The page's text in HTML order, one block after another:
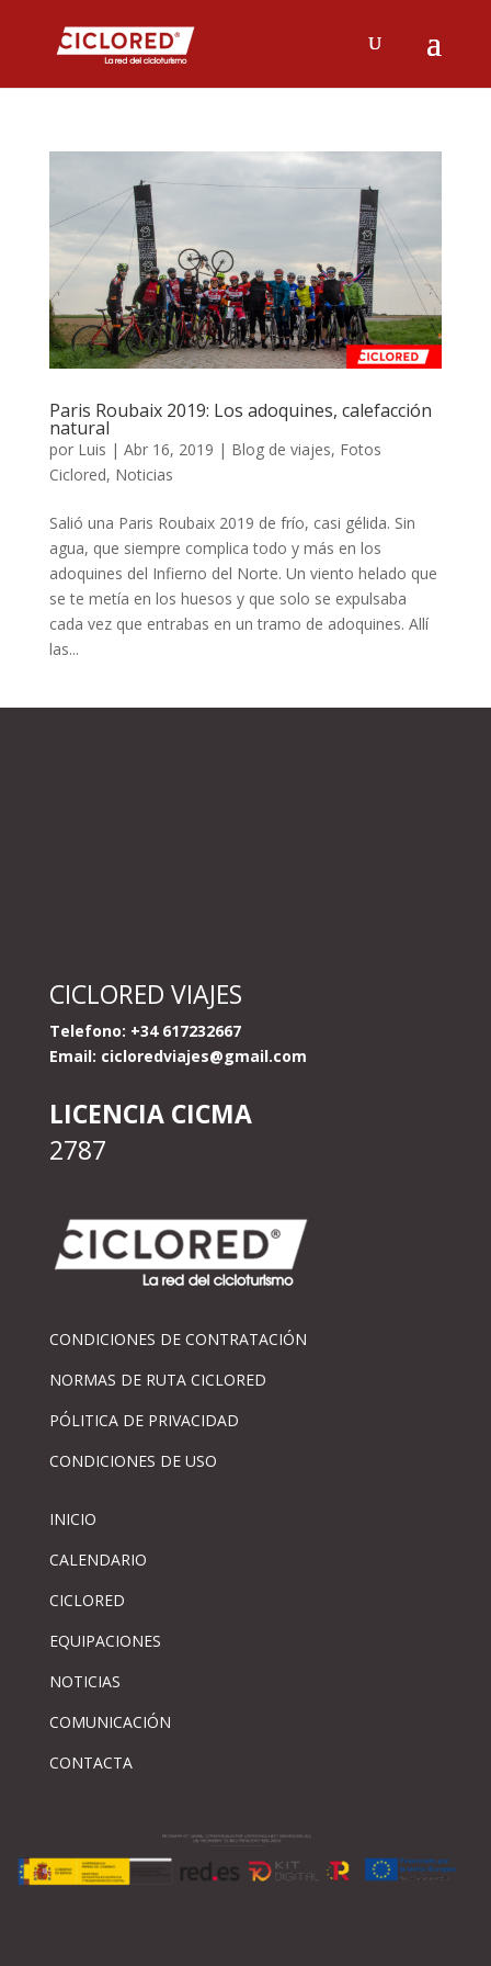
Paris Roubaix 2019: Los adoquines, calefacción
natural
por Luis | Abr 16, 2019 | Blog de viajes, Fotos
Ciclored, Noticias
Salió una Paris Roubaix 2019 de frío, casi gélida. Sin
agua, que siempre complica todo y más en los
adoquines del Infierno del Norte. Un viento helado que
se te metía en los huesos y que solo se expulsaba
cada vez que entrabas en un tramo de adoquines. Allí
las...
CICLORED VIAJES
Telefono: +34 617232667
Email: cicloredviajes@gmail.com
LICENCIA CICMA
2787
CONDICIONES DE CONTRATACIÓN
NORMAS DE RUTA CICLORED
PÓLITICA DE PRIVACIDAD
CONDICIONES DE USO
INICIO
CALENDARIO
CICLORED
EQUIPACIONES
NOTICIAS
COMUNICACIÓN
CONTACTA